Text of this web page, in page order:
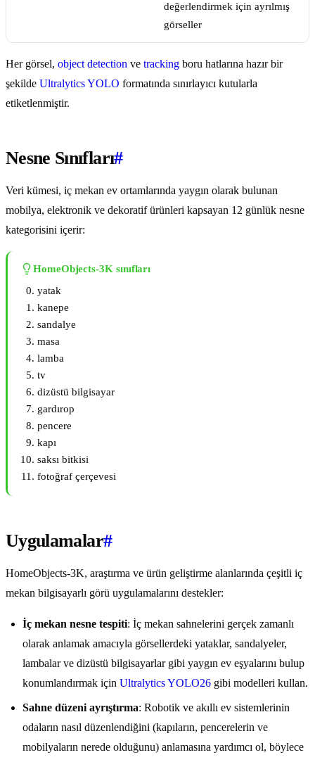
değerlendirmek için ayrılmış
görseller
Her görsel, object detection ve tracking boru hatlarına hazır bir
şekilde Ultralytics YOLO formatında sınırlayıcı kutularla
etiketlenmiştir.
Nesne Sınıfları#
Veri kümesi, iç mekan ev ortamlarında yaygın olarak bulunan
mobilya, elektronik ve dekoratif ürünleri kapsayan 12 günlük nesne
kategorisini içerir:
HomeObjects-3K sınıfları
yatak
kanepe
sandalye
masa
lamba
tv
dizüstü bilgisayar
gardırop
pencere
kapı
saksı bitkisi
fotoğraf çerçevesi
Uygulamalar#
HomeObjects-3K, araştırma ve ürün geliştirme alanlarında çeşitli iç
mekan bilgisayarlı görü uygulamalarını destekler:
İç mekan nesne tespiti: İç mekan sahnelerini gerçek zamanlı
olarak anlamak amacıyla görsellerdeki yataklar, sandalyeler,
lambalar ve dizüstü bilgisayarlar gibi yaygın ev eşyalarını bulup
konumlandırmak için Ultralytics YOLO26 gibi modelleri kullan.
Sahne düzeni ayrıştırma: Robotik ve akıllı ev sistemlerinin
odaların nasıl düzenlendiğini (kapıların, pencerelerin ve
mobilyaların nerede olduğunu) anlamasına yardımcı ol, böylece